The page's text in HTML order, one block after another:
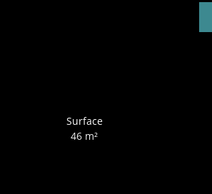
Surface
46 m²